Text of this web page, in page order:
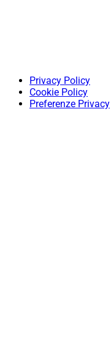
Privacy Policy
Cookie Policy
Preferenze Privacy